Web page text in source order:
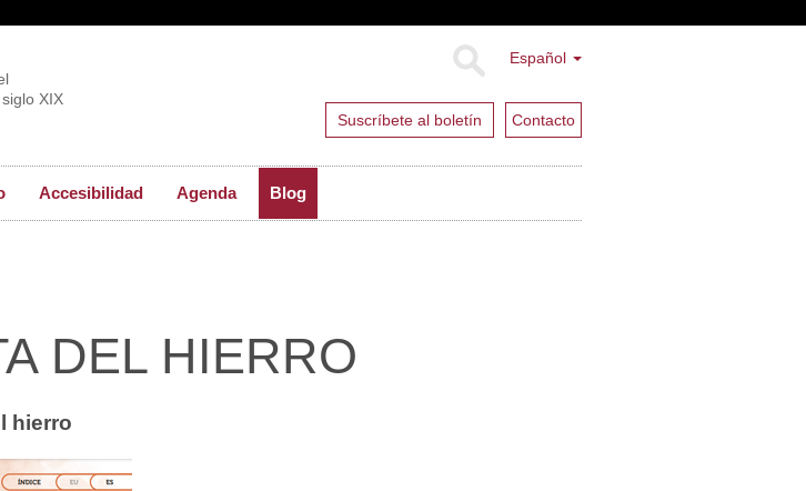
Español
Suscríbete al boletín Contacto
XIX
Accesibilidad Agenda Blog
DEL HIERRO
hierro